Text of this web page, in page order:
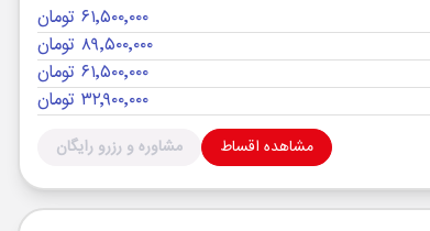
۶۱٬۵۰۰٬۰۰۰ تومان
۸۹٬۵۰۰٬۰۰۰ تومان
۶۱٬۵۰۰٬۰۰۰ تومان
۳۲٬۹۰۰٬۰۰۰ تومان
مشاهده اقساط مشاوره و رزرو رایگان